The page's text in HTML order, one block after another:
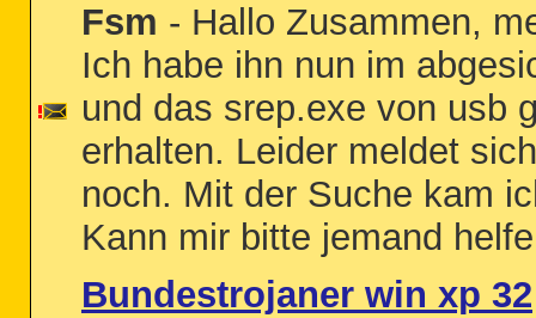
Fsm - Hallo Zusammen,
Ich habe ihn nun im
und das srep.exe von usb
erhalten. Leider meldet
noch. Mit der Suche kam
Kann mir bitte jemand
Bundestrojaner win xp 32